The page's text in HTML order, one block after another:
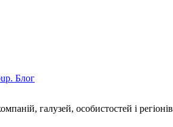
Блог
галузей, особистостей і регіонів